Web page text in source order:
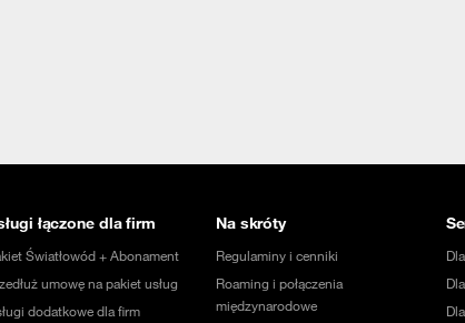
łączone dla firm
Światłowód + Abonament
umowę na pakiet usług
dodatkowe dla firm
Na skróty
Regulaminy i cenniki
Roaming i połączenia
międzynarodowe